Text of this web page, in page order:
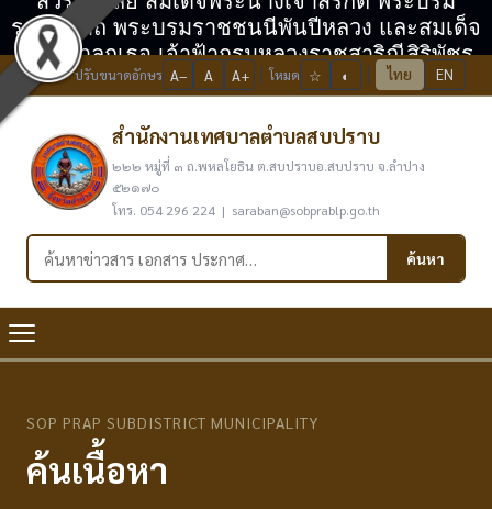
ราชินีนาถ พระบรมราชชนนีพันปีหลวง และสมเด็จ
พระเจ้าลูกเธอ เจ้าฟ้ากรมหลวงราชสาริณีสิริพัชร
มหาวัชรราชธิดา
ปรับขนาดอักษร A− A A+ โหมด ☆ ◐ ไทย EN
สำนักงานเทศบาลตำบลสบปราบ
๒๒๒ หมู่ที่ ๓ ถ.พหลโยธิน ต.สบปราบอ.สบปราบ จ.ลำปาง
๕๒๑๗๐
โทร. 054 296 224 | saraban@sobprablp.go.th
ค้นหาในเว็บไซต์ ค้นหา
SOP PRAP SUBDISTRICT MUNICIPALITY
ค้นเนื้อหา